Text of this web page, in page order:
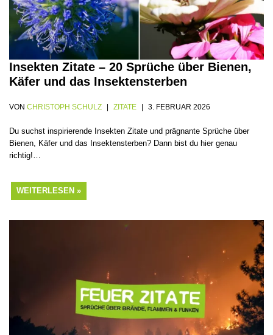
Insekten Zitate – 20 Sprüche über Bienen,
Käfer und das Insektensterben
VON CHRISTOPH SCHULZ ZITATE 3. FEBRUAR 2026
Du suchst inspirierende Insekten Zitate und prägnante Sprüche über
Bienen, Käfer und das Insektensterben? Dann bist du hier genau
richtig!…
WEITERLESEN »